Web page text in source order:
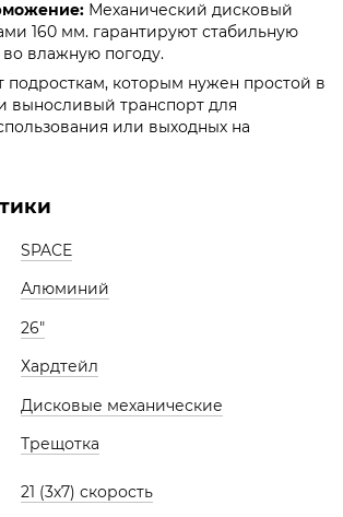
Механический дисковый
160 мм. гарантируют стабильную
влажную погоду.
подросткам, которым нужен простой в
выносливый транспорт для
или выходных на
SPACE
Алюминий
26"
Хардтейл
Дисковые механические
Трещотка
21 (3х7) скорость